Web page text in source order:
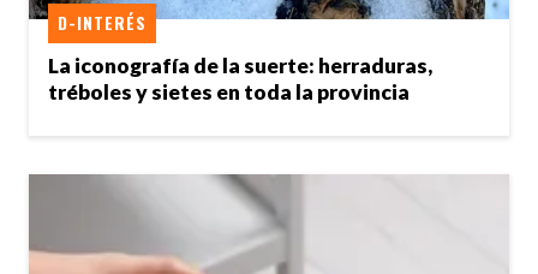
La iconografía de la suerte: herraduras,
tréboles y sietes en toda la provincia
D-INTERÉS